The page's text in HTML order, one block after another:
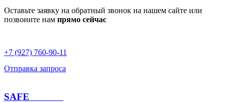
Оставьте заявку на обратный звонок на нашем сайте или
позвоните нам прямо сейчас
+7 (927) 760-90-11
Отправка запроса
SAFE